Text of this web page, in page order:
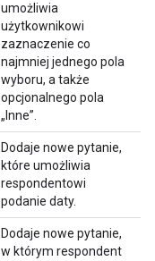
umożliwia
użytkownikowi
zaznaczenie co
najmniej jednego pola
wyboru, a także
opcjonalnego pola
„Inne”.
Dodaje nowe pytanie,
które umożliwia
respondentowi
podanie daty.
Dodaje nowe pytanie,
w którym respondent